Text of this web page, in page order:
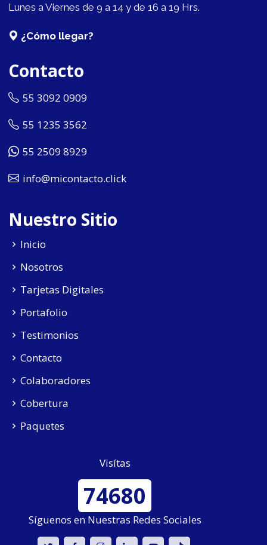
Lunes a Viernes de 9 a 14 y de 16 a 19 Hrs.
¿Cómo llegar?
Contacto
55 3092 0909
55 1235 3562
55 2509 8929
info@micontacto.click
Nuestro Sitio
Inicio
Nosotros
Tarjetas Digitales
Portafolio
Testimonios
Contacto
Colaboradores
Cobertura
Paquetes
Visítas
74680
Síguenos en Nuestras Redes Sociales